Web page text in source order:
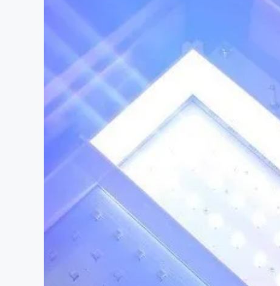
テクノロジー・ガジェット
ビジネス・起業
まちづくり・地域活性化